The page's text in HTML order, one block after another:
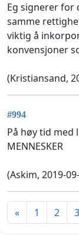
Eg signerer for
samme
viktig å
konvensjoner
(Kristiansand,
#994
På høy tid med
MENNESKER
(Askim, 2019-
« 1 2 3